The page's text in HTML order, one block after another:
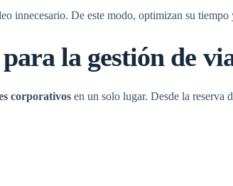
innecesario. De este modo, optimizan su
la gestión de
corporativos en un solo lugar. Desde la reserva